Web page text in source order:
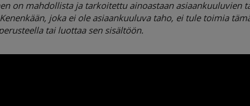
on mahdollista ja tarkoitettu ainoastaan asiaankuuluvien
joka ei ole asiaankuuluva taho, ei tule toimia
tai luottaa sen sisältöön.